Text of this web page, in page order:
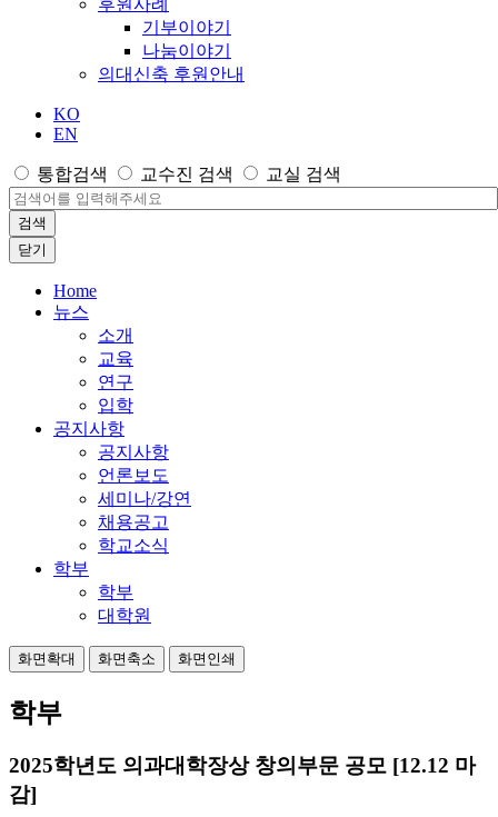
기부이야기
나눔이야기
의대신축 후원안내
KO
EN
통합검색 교수진 검색 교실 검색
검색
닫기
Home
뉴스
소개
교육
연구
입학
공지사항
공지사항
언론보도
세미나/강연
채용공고
학교소식
학부
학부
대학원
화면확대 화면축소 화면인쇄
학부
2025학년도 의과대학장상 창의부문 공모 [12.12 마
감]